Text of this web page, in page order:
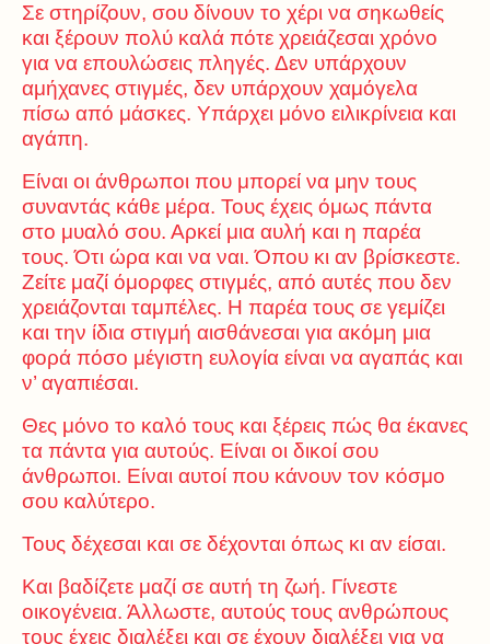
Σε στηρίζουν, σου δίνουν το χέρι να σηκωθείς
και ξέρουν πολύ καλά πότε χρειάζεσαι χρόνο
για να επουλώσεις πληγές. Δεν υπάρχουν
αμήχανες στιγμές, δεν υπάρχουν χαμόγελα
πίσω από μάσκες. Υπάρχει μόνο ειλικρίνεια και
αγάπη.
Είναι οι άνθρωποι που μπορεί να μην τους
συναντάς κάθε μέρα. Τους έχεις όμως πάντα
στο μυαλό σου. Αρκεί μια αυλή και η παρέα
τους. Ότι ώρα και να ναι. Όπου κι αν βρίσκεστε.
Ζείτε μαζί όμορφες στιγμές, από αυτές που δεν
χρειάζονται ταμπέλες. Η παρέα τους σε γεμίζει
και την ίδια στιγμή αισθάνεσαι για ακόμη μια
φορά πόσο μέγιστη ευλογία είναι να αγαπάς και
ν’ αγαπιέσαι.
Θες μόνο το καλό τους και ξέρεις πώς θα έκανες
τα πάντα για αυτούς. Είναι οι δικοί σου
άνθρωποι. Είναι αυτοί που κάνουν τον κόσμο
σου καλύτερο.
Τους δέχεσαι και σε δέχονται όπως κι αν είσαι.
Και βαδίζετε μαζί σε αυτή τη ζωή. Γίνεστε
οικογένεια. Άλλωστε, αυτούς τους ανθρώπους
τους έχεις διαλέξει και σε έχουν διαλέξει για να